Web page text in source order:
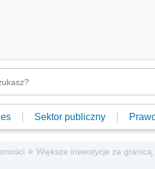
Sektor publiczny
» Większe inwestycje za